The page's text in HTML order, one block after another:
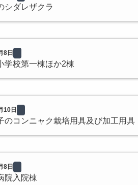
シダレザクラ
8日
学校第一棟ほか2棟
10日
のコンニャク栽培用具及び加工用具
8日
院入院棟